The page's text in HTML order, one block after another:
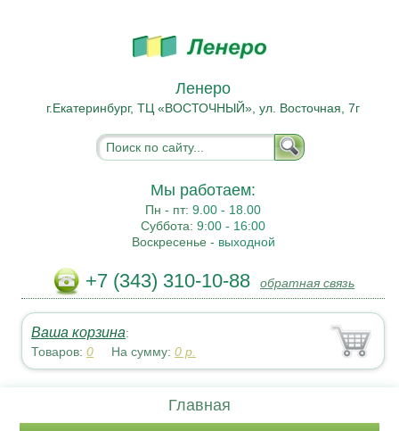
Ленеро
г.Екатеринбург, ТЦ «ВОСТОЧНЫЙ», ул. Восточная, 7г
Мы работаем:
Пн - пт:9.00 - 18.00
Суббота:9:00 - 16:00
Воскресенье - выходной
+7 (343) 310-10-88 обратная связь
Ваша корзина:
Товаров:0 На сумму:0 р.
Главная